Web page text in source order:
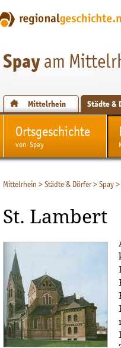
Spayam
Mittelrhein Städte &
Ortsgeschichte
von Spay
Mittelrhein >Städte & Dörfer>Spay>
St. Lambert